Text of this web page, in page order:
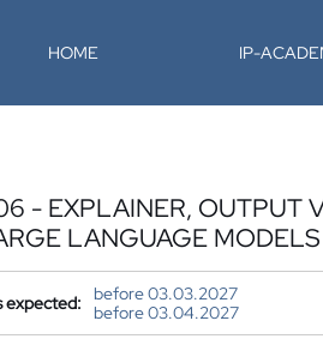
HOME IP-
- EXPLAINER, OUTPUT
LANGUAGE MODELS
expected:
before 03.03.2027
before 03.04.2027